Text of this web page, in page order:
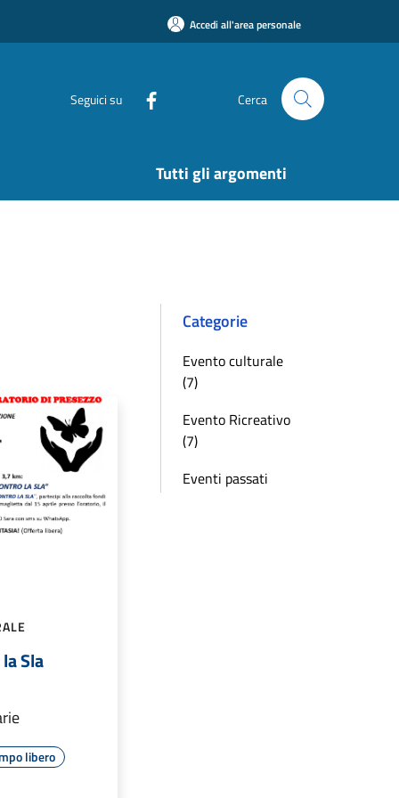
Accedi all'area personale
Seguici su Cerca
Tutti gli argomenti
Sla
libero
Categorie
Evento culturale
(7)
Evento Ricreativo
(7)
Eventi passati